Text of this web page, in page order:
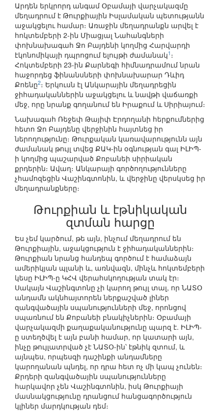
Արդեն երկրորդ անգամ Օբամայի վարչակազմը
մեղադրում է Թուրքիային Իսլամական պետությանն
աջակցելու համար։ Առաջին մեղադրանքն արվել է
հոկտեմբերի 2-ին Միացյալ Նահանգների
փոխնախագահ Ջո Բայդենի կողմից Հարվարդի
էկոնոմիկայի դպրոցում ելույթի ժամանակ1 ։
Հոկտեմբերի 23-ին Քարնեգի հիմնադրամում նրան
հաջորդեց ֆինանսների փոխնախարար Դևիդ
Քոենը2։ Երկուսն էլ Անկարային մեղադրեցին
ջիհադականներին աջակցելու և նավթի վաճառքի
մեջ, որը նրանք գողանում են Իրաքում և Սիրիայում։
Նախագահ Ռեջեփ Թայիփ Էրդողանի հերքումներից
հետո Ջո Բայդենը վերջինին հայտնեց իր
ներողությունը։ Թուրքական կառավարությունն այն
ժամանակ թույլ տվեց ՔԱԿ-ին օգնության գալ ԻԼԻՊ-
ի կողմից պաշարված Քոբանեի սիրիական
քրդերին։ Ավաղ։ Անկարայի գործողությունները
չհամոզեցին Վաշինգտոնին, և վերջինը վերսկսեց իր
մեղադրանքները։
Թուրքիան և էթնիկական
զտման հարցը
Ես չեմ կարծում, թե այն, ինչում մեղադրում են
Թուրքիային, աջակցություն է ջիհադականներին։
Թուրքիան նրանց հանդեպ գործում է համաձայն
ամերիկյան պլանի և, առնվազն, մինչև հոկտեմբերի
կեսը ԻԼԻՊ-ը ԿՀՎ վերահսկողության տակ էր։
Սակայն Վաշինգտոնը չի կարող թույլ տալ, որ ՆԱՏՕ
անդամն ակնհայտորեն ներքաշված լիներ
զանգվածային սպանությունների մեջ, որոնցով
սպառնում են Քոբանեի բնակիչներին։ Օբամայի
վարչակազմի քաղաքականությունը պարզ է. ԻԼԻՊ-
ը ստեղծվել է այն բանի համար, որ կատարի այն,
ինչը թույլատրված չէ ՆԱՏՕ-ին՝ էթնիկ զտում, և
այնպես, որպեսզի դաշինքի անդամները
կարողանան պնդել, որ դրա հետ ոչ մի կապ չունեն։
Քրդերի զանգվածային սպանությունները
հարկավոր չեն Վաշինգտոնին, իսկ Թուրքիայի
մասնակցությունը դրանցում հանցագործություն
կլիներ մարդկության դեմ։